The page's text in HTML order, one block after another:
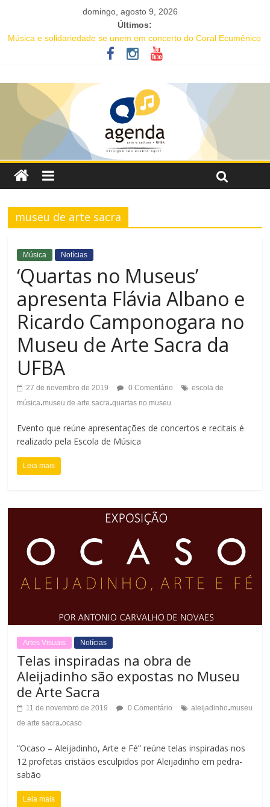
domingo, agosto 9, 2026
Últimos:
Música e solidariedade se unem em concerto do Coral Ecumênico
Projeto abre inscrições para oficinas gratuitas voltadas à
valorização da cultura afro-brasileira em Salvador
16ª Jornada de Dança da Bahia leva formação e espetáculo
gratuitos a quatro cidades brasileiras
IC Encontro de Artes traz Renata Carvalho com seu “Manifesto
Transpofágico” a Salvador
museu de arte sacra
Música Notícias
‘Quartas no Museus’
apresenta Flávia Albano e
Ricardo Camponogara no
Museu de Arte Sacra da
UFBA
27 de novembro de 2019 0 Comentário
escola de
música.museu de arte sacra.quartas no museu
Evento que reúne apresentações de concertos e recitais é
realizado pela Escola de Música
Leia mais
Artes Visuais Notícias
Telas inspiradas na obra de
Aleijadinho são expostas no Museu
de Arte Sacra
11 de novembro de 2019 0 Comentário aleijadinho.museu
de arte sacra.ocaso
“Ocaso – Aleijadinho, Arte e Fé” reúne telas inspiradas nos
12 profetas cristãos esculpidos por Aleijadinho em pedra-
sabão
Leia mais